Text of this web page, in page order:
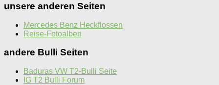
unsere anderen Seiten
Mercedes Benz Heckflossen
Reise-Fotoalben
andere Bulli Seiten
Baduras VW T2-Bulli Seite
IG T2 Bulli Forum